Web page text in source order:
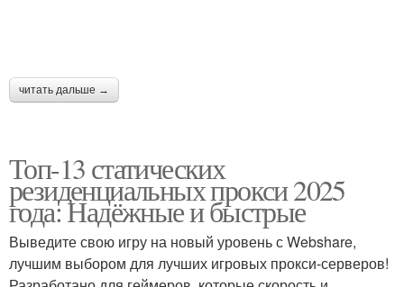
читать дальше →
Топ-13 статических
резиденциальных прокси 2025
года: Надёжные и быстрые
Выведите свою игру на новый уровень с Webshare,
лучшим выбором для лучших игровых прокси-серверов!